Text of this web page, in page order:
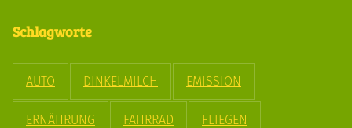
Schlagworte
AUTO DINKELMILCH EMISSION
ERNÄHRUNG FAHRRAD FLIEGEN